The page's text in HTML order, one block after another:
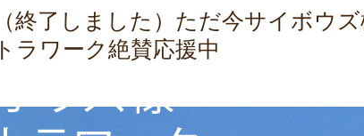
（終了しました）ただ今サイボウ
トラワーク絶賛応援中